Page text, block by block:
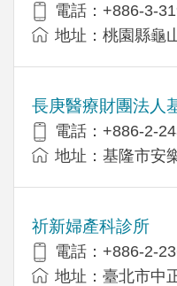
電話：+886-3-
地址：桃園縣龜
長庚醫療財團法人
電話：+886-2-
地址：基隆市安
祈新婦產科診所
電話：+886-2-
地址：臺北市中